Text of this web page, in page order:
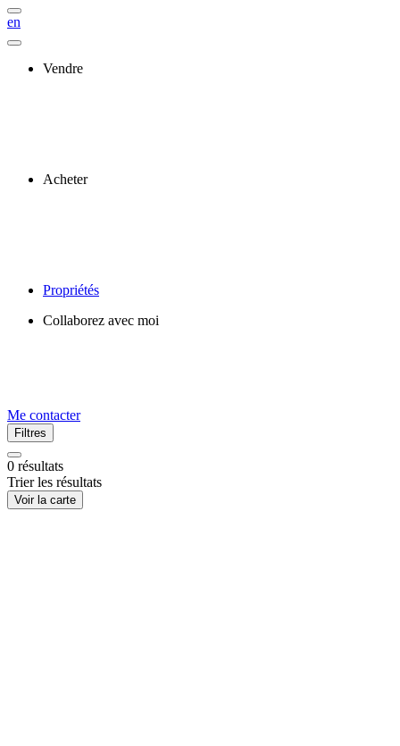
en
Vendre
Acheter
Propriétés
Collaborez avec moi
Me contacter
Filtres
0 résultats
Trier les résultats
Voir la carte